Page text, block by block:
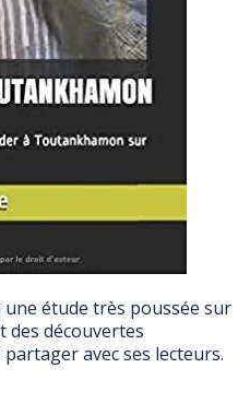
une étude très poussée sur
des découvertes
avec ses lecteurs.